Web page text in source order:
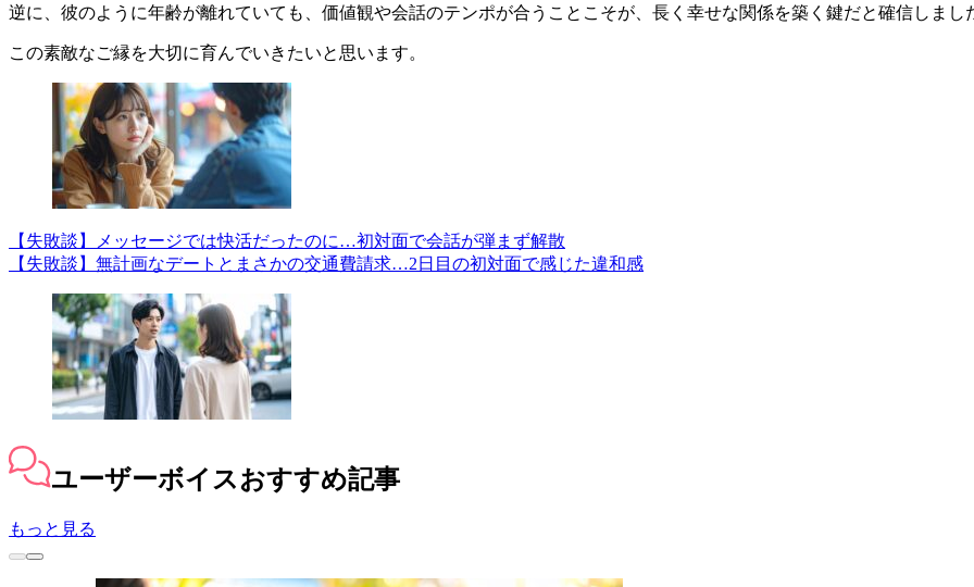
逆に、彼のように年齢が離れていても、価値観や会話のテンポが合うことこそが、長く幸せな関係を築く鍵だと確信しまし
この素敵なご縁を大切に育んでいきたいと思います。
【失敗談】メッセージでは快活だったのに…初対面で会話が弾まず解散
【失敗談】無計画なデートとまさかの交通費請求…2日目の初対面で感じた違和感
ユーザーボイスおすすめ記事
もっと見る